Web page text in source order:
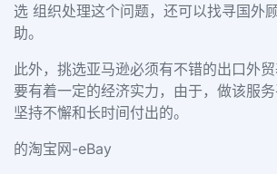
选 组织处理这个问题，还可以找寻国外
助。
此外，挑选亚马逊必须有不错的出口外
要有着一定的经济实力，由于，做该服
坚持不懈和长时间付出的。
的淘宝网-eBay